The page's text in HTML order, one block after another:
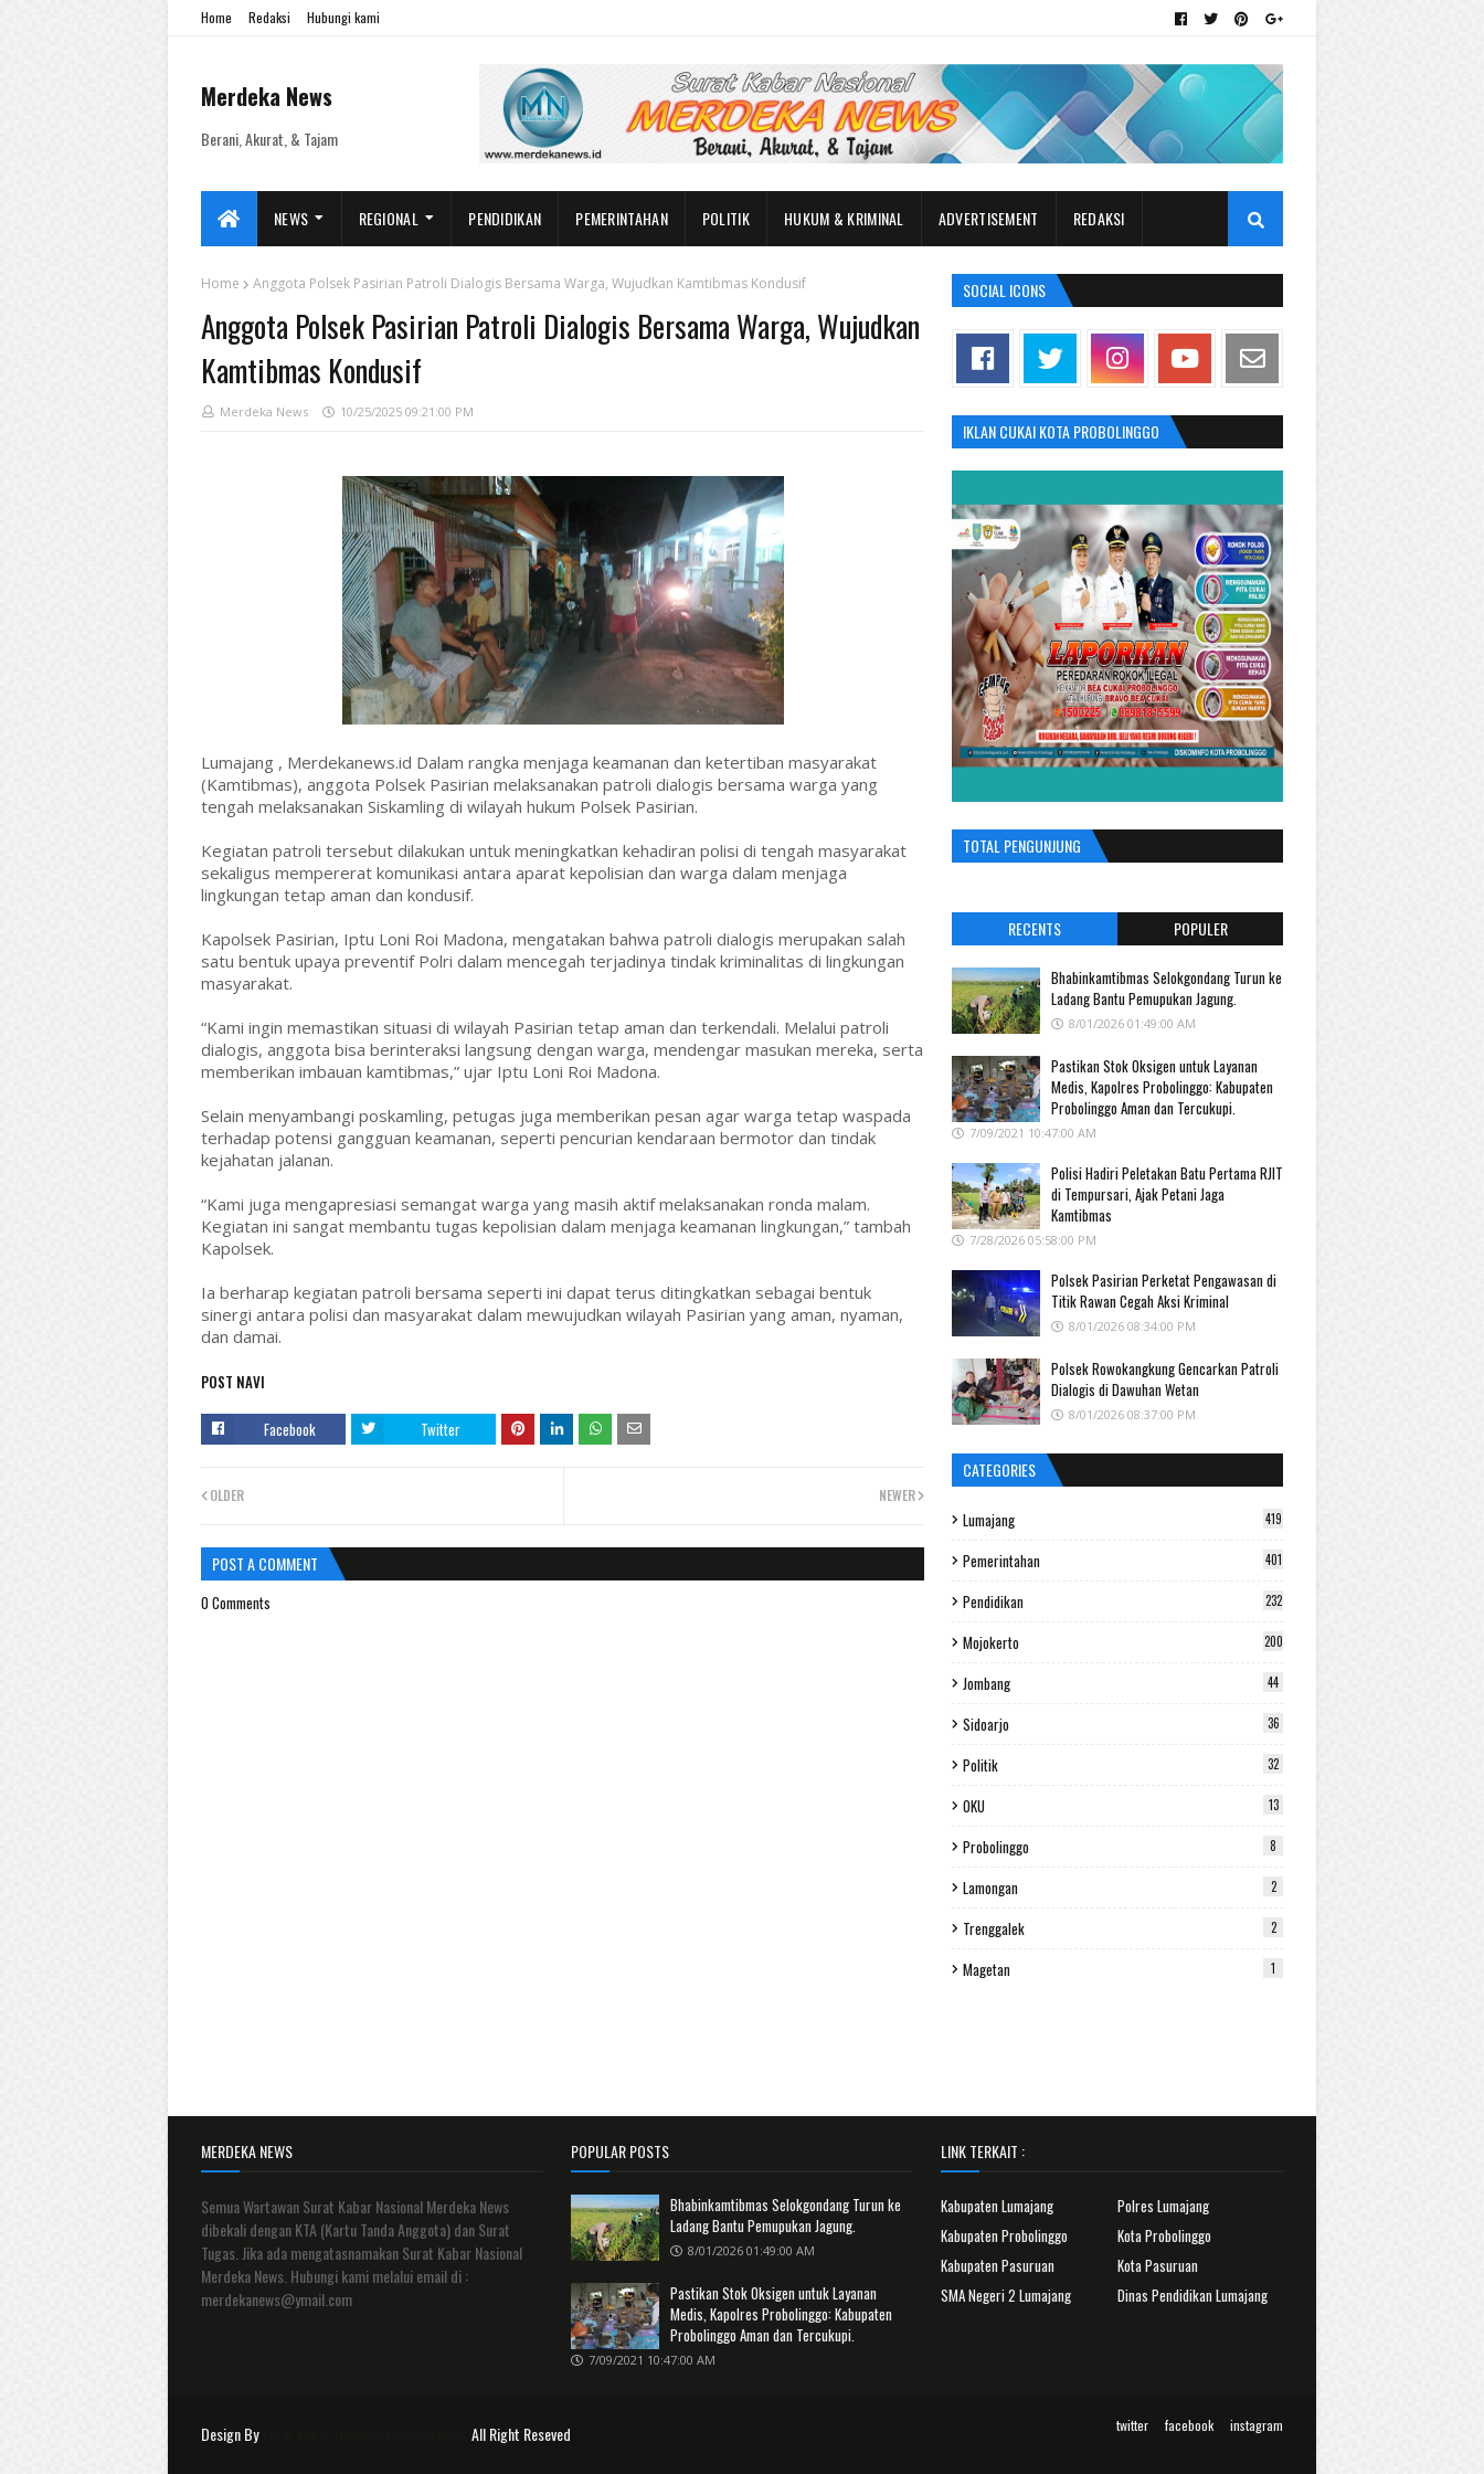
Home Redaksi Hubungi kami
Merdeka News
Berani, Akurat, & Tajam
NEWS REGIONAL PENDIDIKAN PEMERINTAHAN POLITIK HUKUM & KRIMINAL ADVERTISEMENT REDAKSI
Home Anggota Polsek Pasirian Patroli Dialogis Bersama Warga, Wujudkan Kamtibmas Kondusif
Anggota Polsek Pasirian Patroli Dialogis Bersama Warga, Wujudkan
Kamtibmas Kondusif
Merdeka News 10/25/2025 09:21:00 PM
Lumajang , Merdekanews.id Dalam rangka menjaga keamanan dan ketertiban masyarakat
(Kamtibmas), anggota Polsek Pasirian melaksanakan patroli dialogis bersama warga yang
tengah melaksanakan Siskamling di wilayah hukum Polsek Pasirian.
Kegiatan patroli tersebut dilakukan untuk meningkatkan kehadiran polisi di tengah masyarakat
sekaligus mempererat komunikasi antara aparat kepolisian dan warga dalam menjaga
lingkungan tetap aman dan kondusif.
Kapolsek Pasirian, Iptu Loni Roi Madona, mengatakan bahwa patroli dialogis merupakan salah
satu bentuk upaya preventif Polri dalam mencegah terjadinya tindak kriminalitas di lingkungan
masyarakat.
“Kami ingin memastikan situasi di wilayah Pasirian tetap aman dan terkendali. Melalui patroli
dialogis, anggota bisa berinteraksi langsung dengan warga, mendengar masukan mereka, serta
memberikan imbauan kamtibmas,” ujar Iptu Loni Roi Madona.
Selain menyambangi poskamling, petugas juga memberikan pesan agar warga tetap waspada
terhadap potensi gangguan keamanan, seperti pencurian kendaraan bermotor dan tindak
kejahatan jalanan.
“Kami juga mengapresiasi semangat warga yang masih aktif melaksanakan ronda malam.
Kegiatan ini sangat membantu tugas kepolisian dalam menjaga keamanan lingkungan,” tambah
Kapolsek.
Ia berharap kegiatan patroli bersama seperti ini dapat terus ditingkatkan sebagai bentuk
sinergi antara polisi dan masyarakat dalam mewujudkan wilayah Pasirian yang aman, nyaman,
dan damai.
POST NAVI
Facebook Twitter
NEWER
OLDER
POST A COMMENT
0 Comments
SOCIAL ICONS
IKLAN CUKAI KOTA PROBOLINGGO
TOTAL PENGUNJUNG
RECENTS POPULER
Bhabinkamtibmas Selokgondang Turun ke
Ladang Bantu Pemupukan Jagung.
8/01/2026 01:49:00 AM
Pastikan Stok Oksigen untuk Layanan
Medis, Kapolres Probolinggo: Kabupaten
Probolinggo Aman dan Tercukupi.
7/09/2021 10:47:00 AM
Polisi Hadiri Peletakan Batu Pertama RJIT
di Tempursari, Ajak Petani Jaga
Kamtibmas
7/28/2026 05:58:00 PM
Polsek Pasirian Perketat Pengawasan di
Titik Rawan Cegah Aksi Kriminal
8/01/2026 08:34:00 PM
Polsek Rowokangkung Gencarkan Patroli
Dialogis di Dawuhan Wetan
8/01/2026 08:37:00 PM
CATEGORIES
Lumajang 419
Pemerintahan 401
Pendidikan 232
Mojokerto 200
Jombang 44
Sidoarjo 36
Politik 32
OKU 13
Probolinggo 8
Lamongan 2
Trenggalek 2
Magetan 1
MERDEKA NEWS
Semua Wartawan Surat Kabar Nasional Merdeka News
dibekali dengan KTA (Kartu Tanda Anggota) dan Surat
Tugas. Jika ada mengatasnamakan Surat Kabar Nasional
Merdeka News. Hubungi kami melalui email di :
merdekanews@ymail.com
POPULAR POSTS
Bhabinkamtibmas Selokgondang Turun ke
Ladang Bantu Pemupukan Jagung.
8/01/2026 01:49:00 AM
Pastikan Stok Oksigen untuk Layanan
Medis, Kapolres Probolinggo: Kabupaten
Probolinggo Aman dan Tercukupi.
7/09/2021 10:47:00 AM
LINK TERKAIT :
Kabupaten Lumajang
Polres Lumajang
Kabupaten Probolinggo
Kota Probolinggo
Kabupaten Pasuruan
Kota Pasuruan
SMA Negeri 2 Lumajang
Dinas Pendidikan Lumajang
twitter facebook instagram
Design By All Right Reseved